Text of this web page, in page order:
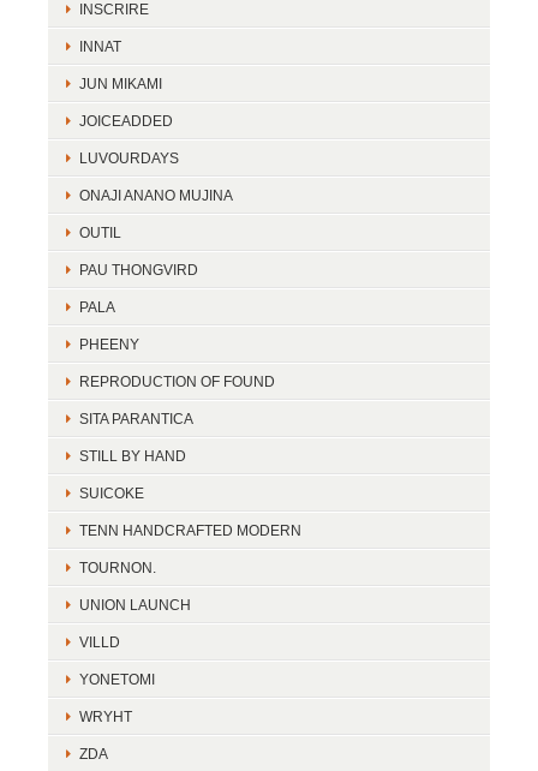
INSCRIRE
INNAT
JUN MIKAMI
JOICEADDED
LUVOURDAYS
ONAJI ANANO MUJINA
OUTIL
PAU THONGVIRD
PALA
PHEENY
REPRODUCTION OF FOUND
SITA PARANTICA
STILL BY HAND
SUICOKE
TENN HANDCRAFTED MODERN
TOURNON.
UNION LAUNCH
VILLD
YONETOMI
WRYHT
ZDA